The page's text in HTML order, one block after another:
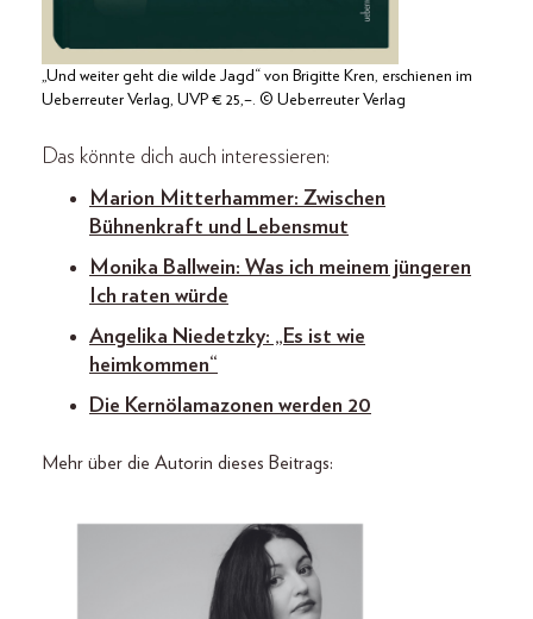
„Und weiter geht die wilde Jagd“ von Brigitte Kren, erschienen im
Ueberreuter Verlag, UVP € 25,–. © Ueberreuter Verlag
Das könnte dich auch interessieren:
Marion Mitterhammer: Zwischen
Bühnenkraft und Lebensmut
Monika Ballwein: Was ich meinem jüngeren
Ich raten würde
Angelika Niedetzky: „Es ist wie
heimkommen“
Die Kernölamazonen werden 20
Mehr über die Autorin dieses Beitrags: